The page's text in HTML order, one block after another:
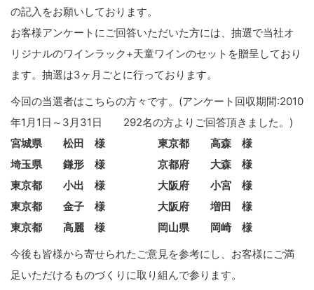
の記入をお願いしております。
お客様アンケートにご回答いただいた方には、抽選で当社オ
リジナルのワインラック+天童ワインのセットを贈呈しており
ます。抽選は3ヶ月ごとに行っております。
今回の当選者はこちらの方々です。(アンケート回収期間:2010
年1月1日～3月31日 292名の方よりご回答頂きました。)
宮城県 松田 様 東京都 高森 様
埼玉県 鎌形 様 京都府 大森 様
東京都 小出 様 大阪府 小宮 様
東京都 金子 様 大阪府 増田 様
東京都 高麗 様 岡山県 岡崎 様
今後も皆様から寄せられたご意見を参考にし、お客様にご満
足いただけるものづくりに取り組んで参ります。